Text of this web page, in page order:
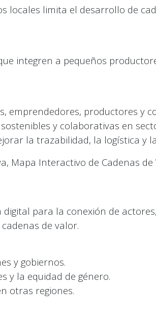
locales limita el desarrollo de
integren a pequeños
emprendedores, productores y
y colaborativas en
la trazabilidad, la logística y
Mapa Interactivo de Cadenas
para la conexión de
de valor.
y gobiernos.
y la equidad de género.
otras regiones.